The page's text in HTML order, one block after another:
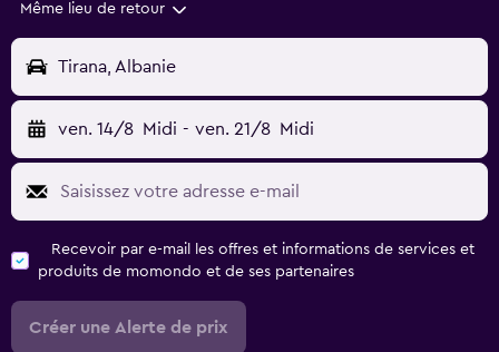
Même lieu de retour
Tirana, Albanie
ven. 14/8 Midi - ven. 21/8 Midi
Recevoir par e-mail les offres et informations de services et
produits de momondo et de ses partenaires
Créer une Alerte de prix